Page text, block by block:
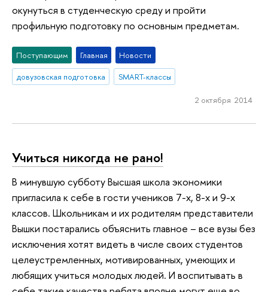
окунуться в студенческую среду и пройти
профильную подготовку по основным предметам.
Поступающим Главная
Новости
довузовская подготовка
SMART-классы
2 октября 2014
Учиться никогда не рано!
В минувшую субботу Высшая школа экономики
пригласила к себе в гости учеников 7-х, 8-х и 9-х
классов. Школьникам и их родителям представители
Вышки постарались объяснить главное – все вузы без
исключения хотят видеть в числе своих студентов
целеустремленных, мотивированных, умеющих и
любящих учиться молодых людей. И воспитывать в